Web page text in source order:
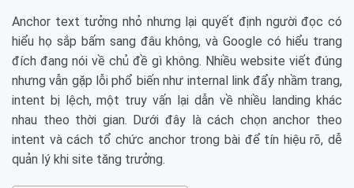
Anchor text tưởng nhỏ nhưng lại quyết định người đọc có
hiểu họ sắp bấm sang đâu không, và Google có hiểu trang
đích đang nói về chủ đề gì không. Nhiều website viết đúng
nhưng vẫn gặp lỗi phổ biến như internal link đẩy nhầm trang,
intent bị lệch, một truy vấn lại dẫn về nhiều landing khác
nhau theo thời gian. Dưới đây là cách chọn anchor theo
intent và cách tổ chức anchor trong bài để tín hiệu rõ, dễ
quản lý khi site tăng trưởng.